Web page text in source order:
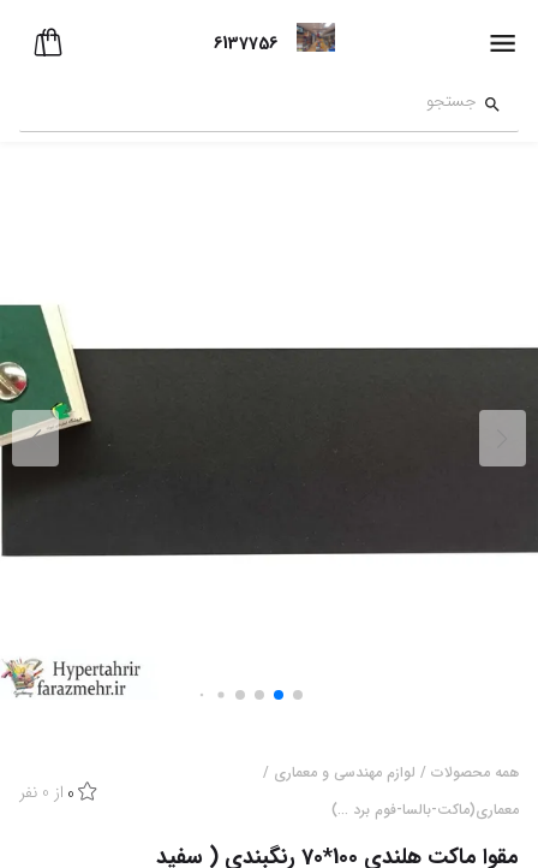
6137756
همه محصولات / لوازم مهندسی و معماری /
معماری(ماکت-بالسا-فوم برد ...)
0 از 0 نفر
مقوا ماکت هلندی 100*70 رنگبندی ( سفید